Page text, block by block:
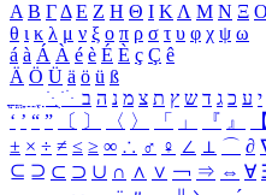
Α Β ΓΔ Ε Ζ Η Θ Ι ΚΛ Μ Ν Ξ Ο
θ ι κ λ μ ν ξ ο π ρ σ τ υ φ χ ψ ω
á à Á À é è É È ç Ç ê
Ä Ö Ü ä ö ü ß
ִֶֹ ֻּ ׁׂ י ע כ ג ד ש ץ ת צ מ נ ה ב
‘ ’ “ ” 〔 〕 〈 〉 「 」 『 』 【
± × ÷ ≠ ≤ ≥ ∞ ∴ ♂ ♀ ∠ ⊥ ⌒ ∂
⊆ ⊇ ⊂ ⊃ ∪ ∩ ∧ ∨ ￢ ⇒ ⇔ ∀